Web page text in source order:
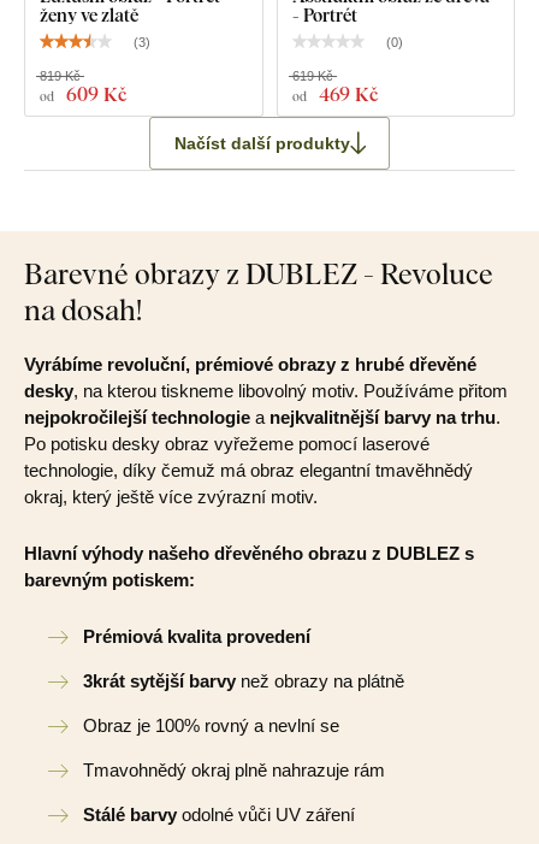
ženy ve zlatě
(3)
od 609 Kč
819 Kč
- Portrét
(0)
od 469 Kč
619 Kč
Načíst další produkty
Barevné obrazy z DUBLEZ - Revoluce
na dosah!
Vyrábíme revoluční, prémiové obrazy z hrubé dřevěné
desky, na kterou tiskneme libovolný motiv. Používáme přitom
nejpokročilejší technologie a nejkvalitnější barvy na trhu.
Po potisku desky obraz vyřežeme pomocí laserové
technologie, díky čemuž má obraz elegantní tmavěhnědý
okraj, který ještě více zvýrazní motiv.
Hlavní výhody našeho dřevěného obrazu z DUBLEZ s
barevným potiskem:
Prémiová kvalita provedení
3krát sytější barvy než obrazy na plátně
Obraz je 100% rovný a nevlní se
Tmavohnědý okraj plně nahrazuje rám
Stálé barvy odolné vůči UV záření